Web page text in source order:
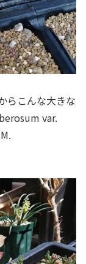
らこんな大きな
var.